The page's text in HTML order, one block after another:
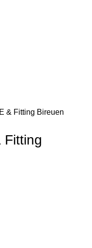
& Fitting Bireuen
Fitting